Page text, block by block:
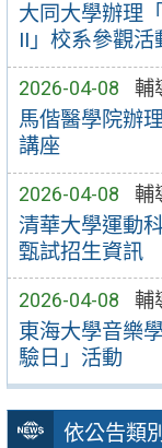
大同大學辦理
II」校系參觀活
2026-04-08 輔
馬偕醫學院辦
講座
2026-04-08 輔
清華大學運動
甄試招生資訊
2026-04-08 輔
東海大學音樂
驗日」活動
依公告類